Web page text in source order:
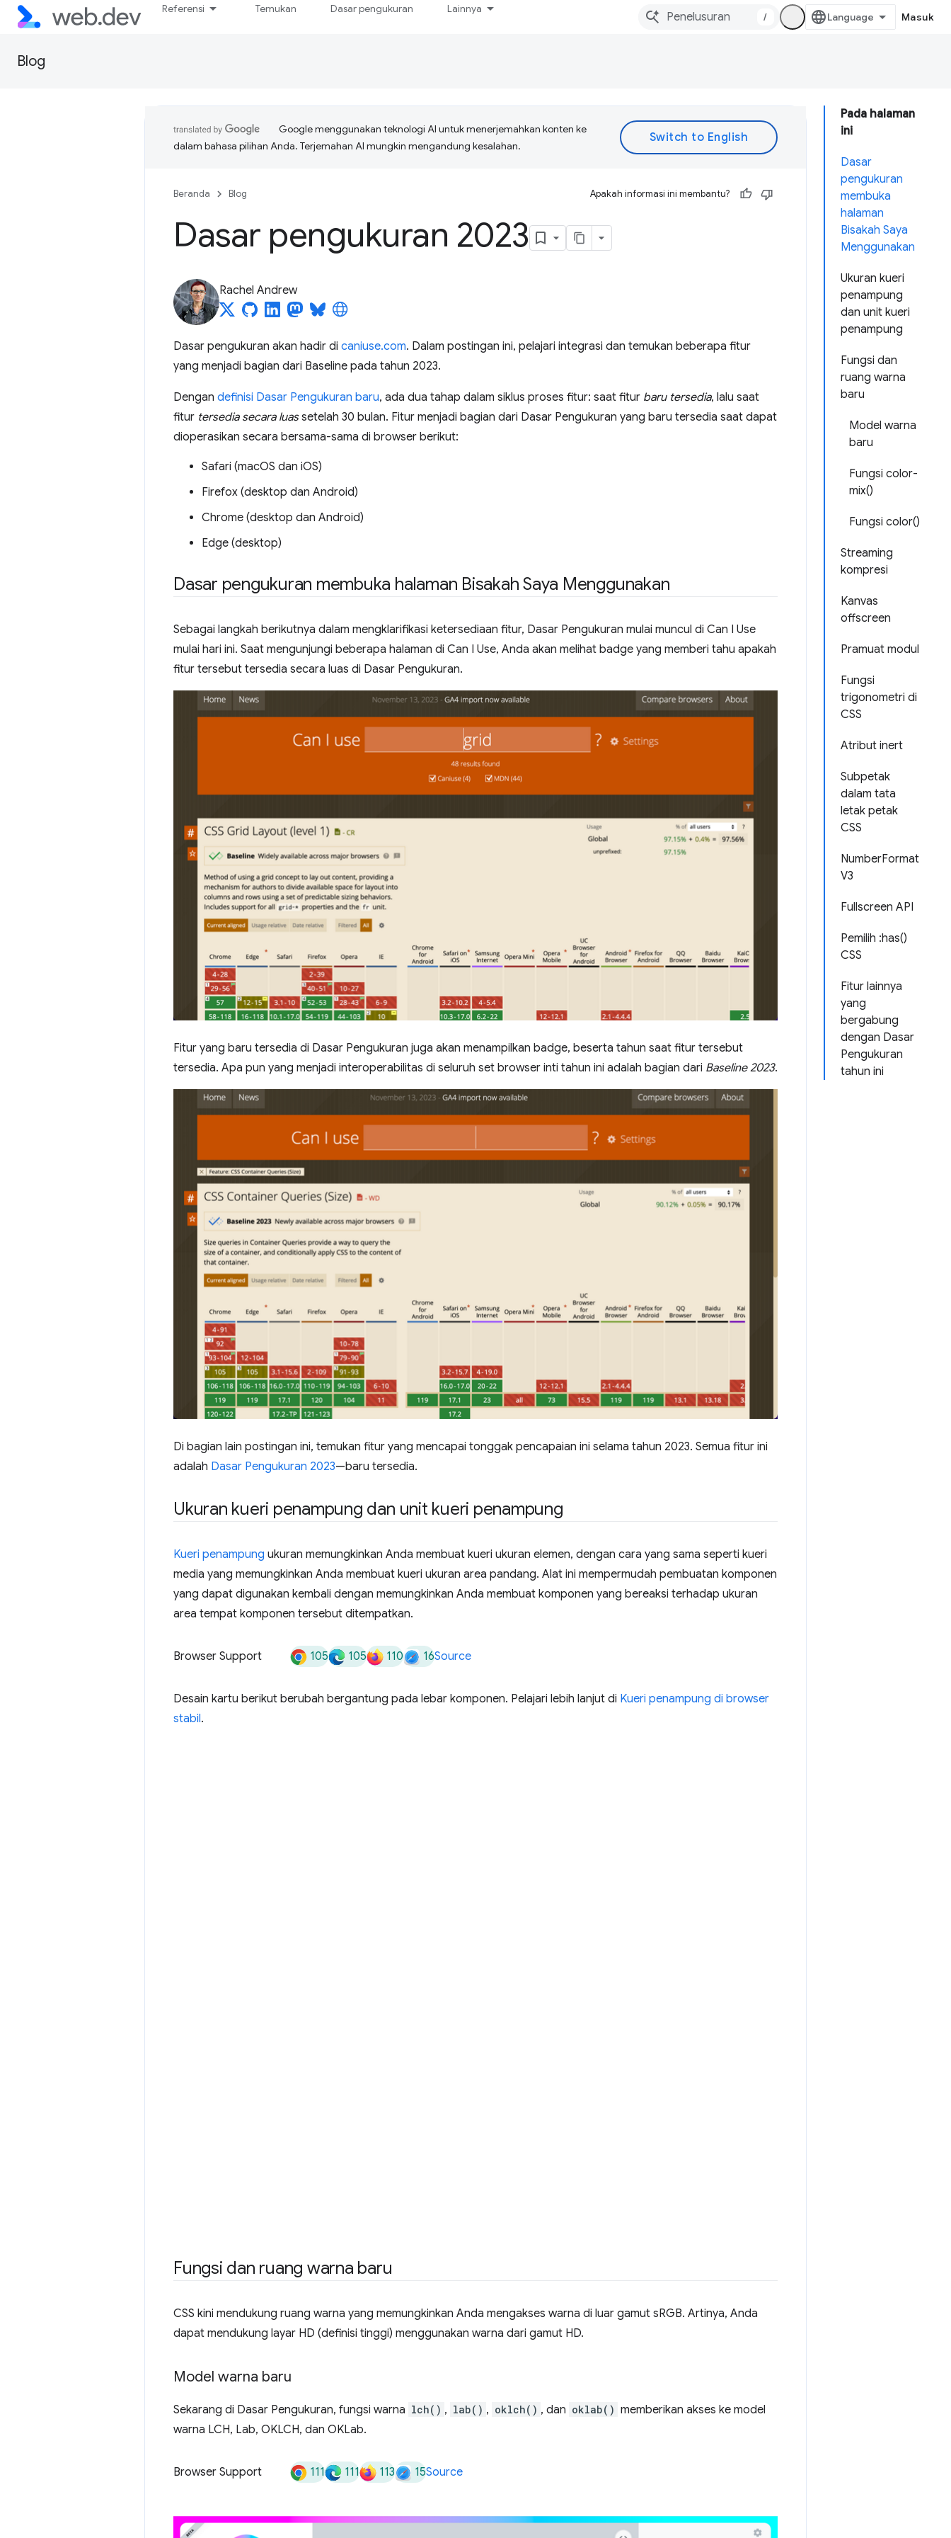
Referensi Temukan Dasar pengukuran Lainnya
/ Masuk
Blog
Pada halaman
ini
Dasar
pengukuran
membuka
halaman
Bisakah Saya
Menggunakan
Ukuran kueri
penampung
dan unit kueri
penampung
Fungsi dan
ruang warna
baru
Model warna
baru
Fungsi color-
mix()
Fungsi color()
Streaming
kompresi
Kanvas
offscreen
Pramuat modul
Fungsi
trigonometri di
CSS
Atribut inert
Subpetak
dalam tata
letak petak
CSS
NumberFormat
V3
Fullscreen API
Pemilih :has()
CSS
Fitur lainnya
yang
bergabung
dengan Dasar
Pengukuran
tahun ini
Google menggunakan teknologi AI untuk menerjemahkan konten ke
dalam bahasa pilihan Anda. Terjemahan AI mungkin mengandung kesalahan.
Beranda Blog Apakah informasi ini membantu?
Dasar pengukuran 2023
Rachel Andrew
Dasar pengukuran akan hadir di caniuse.com. Dalam postingan ini, pelajari integrasi dan temukan beberapa fitur
yang menjadi bagian dari Baseline pada tahun 2023.
Dengan definisi Dasar Pengukuran baru, ada dua tahap dalam siklus proses fitur: saat fitur baru tersedia, lalu saat
fitur tersedia secara luassetelah 30 bulan. Fitur menjadi bagian dari Dasar Pengukuran yang baru tersedia saat dapat
dioperasikan secara bersama-sama di browser berikut:
Safari (macOS dan iOS)
Firefox (desktop dan Android)
Chrome (desktop dan Android)
Edge (desktop)
Dasar pengukuran membuka halaman Bisakah Saya Menggunakan
Sebagai langkah berikutnya dalam mengklarifikasi ketersediaan fitur, Dasar Pengukuran mulai muncul di Can I Use
mulai hari ini. Saat mengunjungi beberapa halaman di Can I Use, Anda akan melihat badge yang memberi tahu apakah
fitur tersebut tersedia secara luas di Dasar Pengukuran.
Fitur yang baru tersedia di Dasar Pengukuran juga akan menampilkan badge, beserta tahun saat fitur tersebut
tersedia. Apa pun yang menjadi interoperabilitas di seluruh set browser inti tahun ini adalah bagian dari Baseline 2023.
Di bagian lain postingan ini, temukan fitur yang mencapai tonggak pencapaian ini selama tahun 2023. Semua fitur ini
adalah Dasar Pengukuran 2023—baru tersedia.
Ukuran kueri penampung dan unit kueri penampung
Kueri penampung ukuran memungkinkan Anda membuat kueri ukuran elemen, dengan cara yang sama seperti kueri
media yang memungkinkan Anda membuat kueri ukuran area pandang. Alat ini mempermudah pembuatan komponen
yang dapat digunakan kembali dengan memungkinkan Anda membuat komponen yang bereaksi terhadap ukuran
area tempat komponen tersebut ditempatkan.
Browser Support 105 105 110 16Source
Desain kartu berikut berubah bergantung pada lebar komponen. Pelajari lebih lanjut di Kueri penampung di browser
stabil.
Fungsi dan ruang warna baru
CSS kini mendukung ruang warna yang memungkinkan Anda mengakses warna di luar gamut sRGB. Artinya, Anda
dapat mendukung layar HD (definisi tinggi) menggunakan warna dari gamut HD.
Model warna baru
Sekarang di Dasar Pengukuran, fungsi warna lch() , lab() , oklch() , dan oklab() memberikan akses ke model
warna LCH, Lab, OKLCH, dan OKLab.
Browser Support 111 111 113 15Source